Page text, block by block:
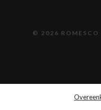
© 2026 ROMESCO